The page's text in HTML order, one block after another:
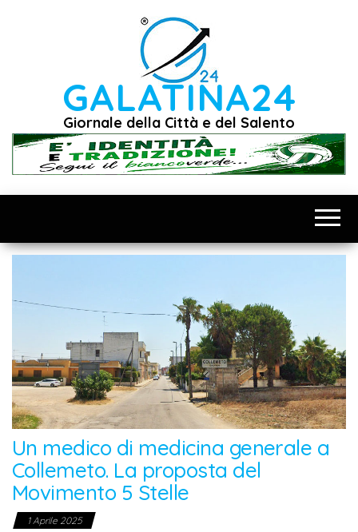
GALATINA24
Giornale della Città e del Salento
Un medico di medicina generale a
Collemeto. La proposta del
Movimento 5 Stelle
1 Aprile 2025